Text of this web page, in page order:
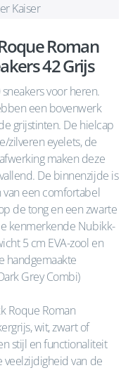
Kaiser
Roman
42 Grijs
voor heren.
een bovenwerk
grijstinten. De hielcap
zilveren eyelets, de
maken deze
De binnenzijde is
van een comfortabel
de tong en een zwarte
kenmerkende Nubikk-
5 cm EVA-zool en
handgemaakte
Grey Combi)
Roque Roman
wit, zwart of
stijl en functionaliteit
van de